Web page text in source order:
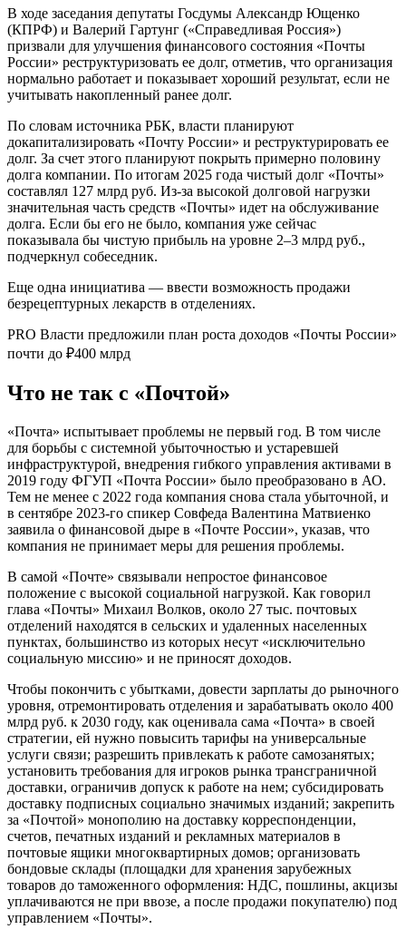
В ходе заседания депутаты Госдумы Александр Ющенко
(КПРФ) и Валерий Гартунг («Справедливая Россия»)
призвали для улучшения финансового состояния «Почты
России» реструктуризовать ее долг, отметив, что организация
нормально работает и показывает хороший результат, если не
учитывать накопленный ранее долг.
По словам источника РБК, власти планируют
докапитализировать «Почту России» и реструктурировать ее
долг. За счет этого планируют покрыть примерно половину
долга компании. По итогам 2025 года чистый долг «Почты»
составлял 127 млрд руб. Из-за высокой долговой нагрузки
значительная часть средств «Почты» идет на обслуживание
долга. Если бы его не было, компания уже сейчас
показывала бы чистую прибыль на уровне 2–3 млрд руб.,
подчеркнул собеседник.
Еще одна инициатива — ввести возможность продажи
безрецептурных лекарств в отделениях.
PRO Власти предложили план роста доходов «Почты России»
почти до ₽400 млрд
Что не так с «Почтой»
«Почта» испытывает проблемы не первый год. В том числе
для борьбы с системной убыточностью и устаревшей
инфраструктурой, внедрения гибкого управления активами в
2019 году ФГУП «Почта России» было преобразовано в АО.
Тем не менее с 2022 года компания снова стала убыточной, и
в сентябре 2023-го спикер Совфеда Валентина Матвиенко
заявила о финансовой дыре в «Почте России», указав, что
компания не принимает меры для решения проблемы.
В самой «Почте» связывали непростое финансовое
положение с высокой социальной нагрузкой. Как говорил
глава «Почты» Михаил Волков, около 27 тыс. почтовых
отделений находятся в сельских и удаленных населенных
пунктах, большинство из которых несут «исключительно
социальную миссию» и не приносят доходов.
Чтобы покончить с убытками, довести зарплаты до рыночного
уровня, отремонтировать отделения и зарабатывать около 400
млрд руб. к 2030 году, как оценивала сама «Почта» в своей
стратегии, ей нужно повысить тарифы на универсальные
услуги связи; разрешить привлекать к работе самозанятых;
установить требования для игроков рынка трансграничной
доставки, ограничив допуск к работе на нем; субсидировать
доставку подписных социально значимых изданий; закрепить
за «Почтой» монополию на доставку корреспонденции,
счетов, печатных изданий и рекламных материалов в
почтовые ящики многоквартирных домов; организовать
бондовые склады (площадки для хранения зарубежных
товаров до таможенного оформления: НДС, пошлины, акцизы
уплачиваются не при ввозе, а после продажи покупателю) под
управлением «Почты».